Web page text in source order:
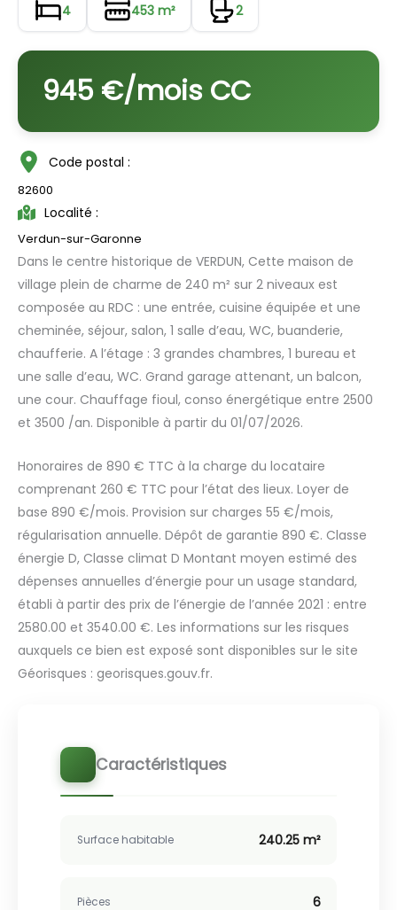
4 453 m² 2
945 €/mois CC
Code postal :
82600
Localité :
Verdun-sur-Garonne
Dans le centre historique de VERDUN, Cette maison de
village plein de charme de 240 m² sur 2 niveaux est
composée au RDC : une entrée, cuisine équipée et une
cheminée, séjour, salon, 1 salle d’eau, WC, buanderie,
chaufferie. A l’étage : 3 grandes chambres, 1 bureau et
une salle d’eau, WC. Grand garage attenant, un balcon,
une cour. Chauffage fioul, conso énergétique entre 2500
et 3500 /an. Disponible à partir du 01/07/2026.
Honoraires de 890 € TTC à la charge du locataire
comprenant 260 € TTC pour l’état des lieux. Loyer de
base 890 €/mois. Provision sur charges 55 €/mois,
régularisation annuelle. Dépôt de garantie 890 €. Classe
énergie D, Classe climat D Montant moyen estimé des
dépenses annuelles d’énergie pour un usage standard,
établi à partir des prix de l’énergie de l’année 2021 : entre
2580.00 et 3540.00 €. Les informations sur les risques
auxquels ce bien est exposé sont disponibles sur le site
Géorisques : georisques.gouv.fr.
Caractéristiques
Surface habitable 240.25 m²
Pièces 6